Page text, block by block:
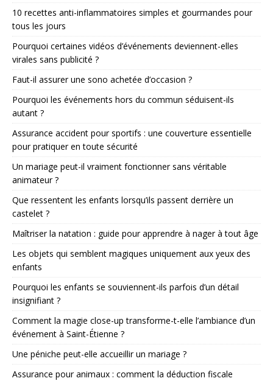
10 recettes anti-inflammatoires simples et gourmandes pour
tous les jours
Pourquoi certaines vidéos d’événements deviennent-elles
virales sans publicité ?
Faut-il assurer une sono achetée d’occasion ?
Pourquoi les événements hors du commun séduisent-ils
autant ?
Assurance accident pour sportifs : une couverture essentielle
pour pratiquer en toute sécurité
Un mariage peut-il vraiment fonctionner sans véritable
animateur ?
Que ressentent les enfants lorsqu’ils passent derrière un
castelet ?
Maîtriser la natation : guide pour apprendre à nager à tout âge
Les objets qui semblent magiques uniquement aux yeux des
enfants
Pourquoi les enfants se souviennent-ils parfois d’un détail
insignifiant ?
Comment la magie close-up transforme-t-elle l’ambiance d’un
événement à Saint-Étienne ?
Une péniche peut-elle accueillir un mariage ?
Assurance pour animaux : comment la déduction fiscale